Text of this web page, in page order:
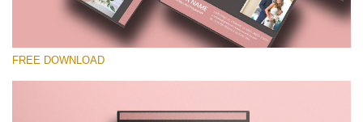
FREE DOWNLOAD